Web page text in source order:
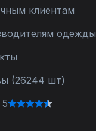
клиентам
одежды
(26244 шт)